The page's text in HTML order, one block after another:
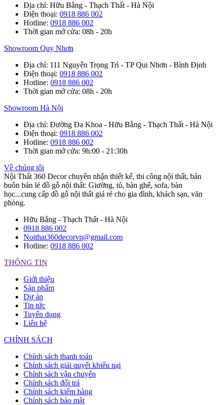
Địa chỉ: Hữu Bằng - Thạch Thất - Hà Nội
Điện thoại: 0918 886 002
Hotline: 0918 886 002
Thời gian mở cửa: 08h - 20h
Showroom Quy Nhơn
Địa chỉ: 111 Nguyễn Trọng Trì - TP Qui Nhơn - Bình Định
Điện thoại: 0918 886 002
Hotline: 0918 886 002
Thời gian mở cửa: 08h - 20h
Showroom Hà Nội
Địa chỉ: Đường Đa Khoa - Hữu Bằng - Thạch Thất - Hà Nội
Điện thoại: 0918 886 002
Hotline: 0918 886 002
Thời gian mở cửa: 9h:00 - 21:30h
Về chúng tôi
Nội Thất 360 Decor chuyên nhận thiết kế, thi công nội thất, bán
buôn bán lẻ đồ gỗ nội thất: Giường, tủ, bàn ghế, sofa, bàn
học...cung cấp đồ gỗ nội thất giá rẻ cho gia đình, khách sạn, văn
phòng.
Hữu Bằng - Thạch Thất - Hà Nội
0918 886 002
Noithat360decorvn@gmail.com
Hotline: 0918 886 002
THÔNG TIN
Giới thiệu
Sản phẩm
Dự án
Tin tức
Tuyển dụng
Liên hệ
CHÍNH SÁCH
Chính sách thanh toán
Chính sách giải quyết khiếu nại
Chính sách vận chuyển
Chính sách đổi trả
Chính sách kiểm hàng
Chính sách bảo mật